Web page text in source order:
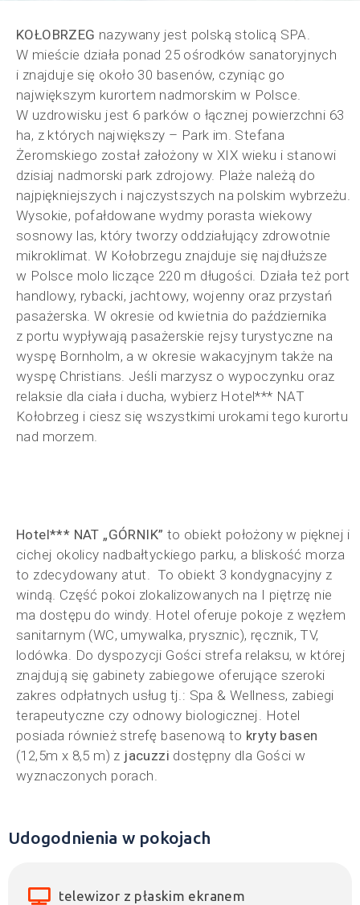
KOŁOBRZEG nazywany jest polską stolicą SPA.
W mieście działa ponad 25 ośrodków sanatoryjnych
i znajduje się około 30 basenów, czyniąc go
największym kurortem nadmorskim w Polsce.
W uzdrowisku jest 6 parków o łącznej powierzchni 63
ha, z których największy – Park im. Stefana
Żeromskiego został założony w XIX wieku i stanowi
dzisiaj nadmorski park zdrojowy. Plaże należą do
najpiękniejszych i najczystszych na polskim wybrzeżu.
Wysokie, pofałdowane wydmy porasta wiekowy
sosnowy las, który tworzy oddziałujący zdrowotnie
mikroklimat. W Kołobrzegu znajduje się najdłuższe
w Polsce molo liczące 220 m długości. Działa też port
handlowy, rybacki, jachtowy, wojenny oraz przystań
pasażerska. W okresie od kwietnia do października
z portu wypływają pasażerskie rejsy turystyczne na
wyspę Bornholm, a w okresie wakacyjnym także na
wyspę Christians. Jeśli marzysz o wypoczynku oraz
relaksie dla ciała i ducha, wybierz Hotel*** NAT
Kołobrzeg i ciesz się wszystkimi urokami tego kurortu
nad morzem.
Hotel*** NAT „GÓRNIK” to obiekt położony w pięknej i
cichej okolicy nadbałtyckiego parku, a bliskość morza
to zdecydowany atut. To obiekt 3 kondygnacyjny z
windą. Część pokoi zlokalizowanych na I piętrzę nie
ma dostępu do windy. Hotel oferuje pokoje z węzłem
sanitarnym (WC, umywalka, prysznic), ręcznik, TV,
lodówka. Do dyspozycji Gości strefa relaksu, w której
znajdują się gabinety zabiegowe oferujące szeroki
zakres odpłatnych usług tj.: Spa & Wellness, zabiegi
terapeutyczne czy odnowy biologicznej. Hotel
posiada również strefę basenową to kryty basen
(12,5m x 8,5 m) z jacuzzi dostępny dla Gości w
wyznaczonych porach.
Udogodnienia w pokojach
telewizor z płaskim ekranem